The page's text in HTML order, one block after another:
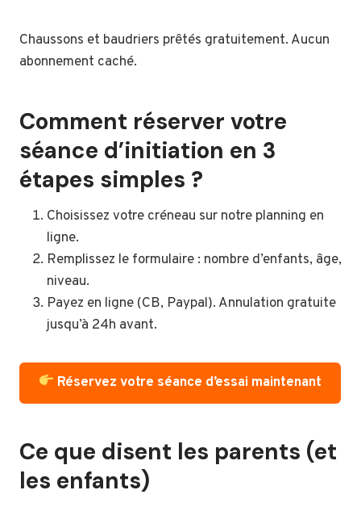
Chaussons et baudriers prêtés gratuitement. Aucun
abonnement caché.
Comment réserver votre
séance d’initiation en 3
étapes simples ?
Choisissez votre créneau sur notre planning en
ligne.
Remplissez le formulaire : nombre d’enfants, âge,
niveau.
Payez en ligne (CB, Paypal). Annulation gratuite
jusqu’à 24h avant.
Réservez votre séance d’essai maintenant
Ce que disent les parents (et
les enfants)